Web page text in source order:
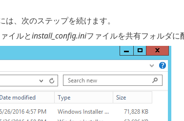
、次のステップを続けます。
イルとinstall_config.iniファイルを共有フォルダに